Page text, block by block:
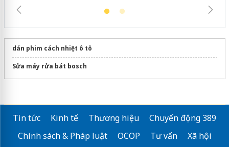
dán phim cách nhiệt ô tô
Sửa máy rửa bát bosch
Tin tức Kinh tế Thương hiệu
Chuyển động 389
Chính sách & Pháp luật
OCOP Tư vấn
Xã hội